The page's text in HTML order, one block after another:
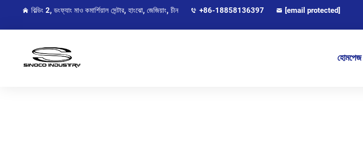
বিল্ডিং 2, ডংফ্যাং মাও কমার্শিয়াল সেন্টার, হাংঝো, জেজিয়াং, চীন +86-18858136397 [email protected]
হোমপেজ